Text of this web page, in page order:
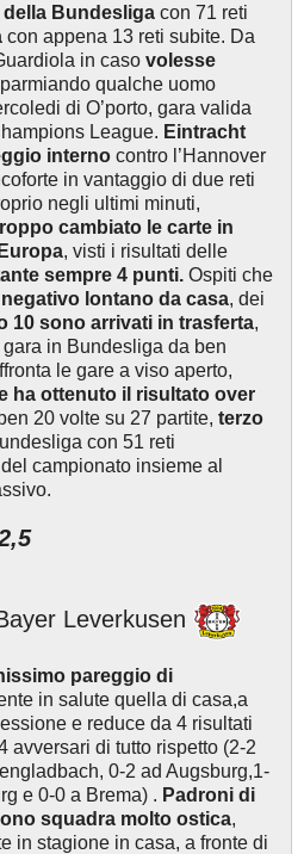
della Bundesliga con 71 reti
con appena 13 reti subite. Da
in caso volesse
qualche uomo
di O’porto, gara valida
League. Eintracht
interno contro l’Hannover
in vantaggio di due reti
negli ultimi minuti,
cambiato le carte in
, visti i risultati delle
sempre 4 punti. Ospiti che
lontano da casa, dei
10 sono arrivati in trasferta,
gara in Bundesliga da ben
le gare a viso aperto,
ha ottenuto il risultato over
20 volte su 27 partite, terzo
con 51 reti
del campionato insieme al
Leverkusen
pareggio di
in salute quella di casa,a
e reduce da 4 risultati
avversari di tutto rispetto (2-2
0-2 ad Augsburg,1-
e 0-0 a Brema) . Padroni di
squadra molto ostica,
in stagione in casa, a fronte di